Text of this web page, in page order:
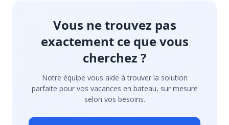
Vous ne trouvez pas
exactement ce que vous
cherchez ?
Notre équipe vous aide à trouver la solution
parfaite pour vos vacances en bateau, sur mesure
selon vos besoins.